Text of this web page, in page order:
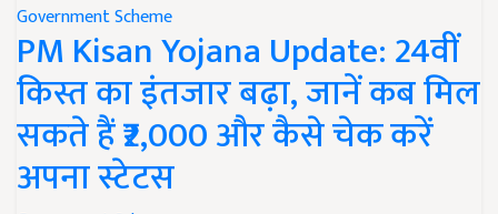
Government Scheme
PM Kisan Yojana Update: 24वीं
किस्त का इंतजार बढ़ा, जानें कब मिल
सकते हैं ₹2,000 और कैसे चेक करें
अपना स्टेटस